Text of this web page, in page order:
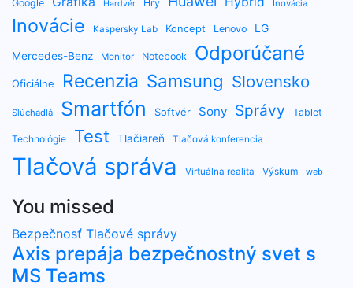
Google
Hardvér Hry Inovácia
Inovácie Kaspersky Lab Koncept Lenovo LG
Mercedes-Benz Monitor Notebook Odporúčané
Oficiálne Recenzia Samsung Slovensko
Slúchadlá Smartfón Softvér Sony Správy Tablet
Technológie Test Tlačiareň Tlačová konferencia
Tlačová správa Virtuálna realita Výskum web
You missed
Bezpečnosť Tlačové správy
Axis prepája bezpečnostný svet s
MS Teams